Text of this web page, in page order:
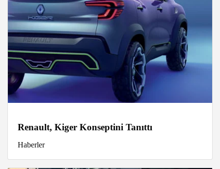
Renault, Kiger Konseptini Tanıttı
Haberler